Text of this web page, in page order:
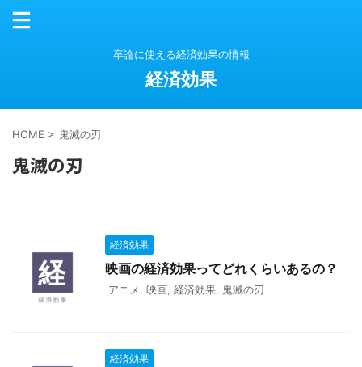
卒論に使える経済効果の情報
経済効果
HOME > 鬼滅の刃
鬼滅の刃
経済効果
映画の経済効果ってどれくらいあるの？
アニメ 映画 経済効果 鬼滅の刃
経済効果